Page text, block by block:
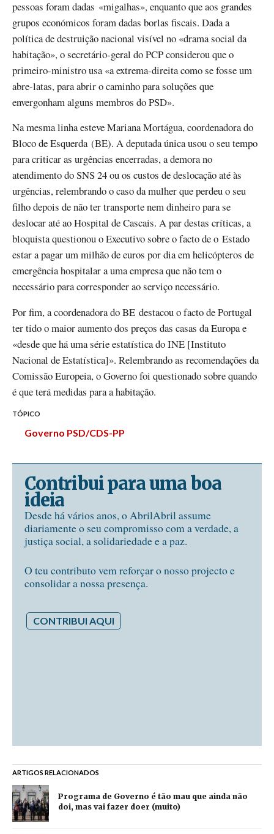
pessoas foram dadas «migalhas», enquanto que aos grandes
grupos económicos foram dadas borlas fiscais. Dada a
política de destruição nacional visível no «drama social da
habitação», o secretário-geral do PCP considerou que o
primeiro-ministro usa «a extrema-direita como se fosse um
abre-latas, para abrir o caminho para soluções que
envergonham alguns membros do PSD».
Na mesma linha esteve Mariana Mortágua, coordenadora do
Bloco de Esquerda (BE). A deputada única usou o seu tempo
para criticar as urgências encerradas, a demora no
atendimento do SNS 24 ou os custos de deslocação até às
urgências, relembrando o caso da mulher que perdeu o seu
filho depois de não ter transporte nem dinheiro para se
deslocar até ao Hospital de Cascais. A par destas críticas, a
bloquista questionou o Executivo sobre o facto de o Estado
estar a pagar um milhão de euros por dia em helicópteros de
emergência hospitalar a uma empresa que não tem o
necessário para corresponder ao serviço necessário.
Por fim, a coordenadora do BE destacou o facto de Portugal
ter tido o maior aumento dos preços das casas da Europa e
«desde que há uma série estatística do INE [Instituto
Nacional de Estatística]». Relembrando as recomendações da
Comissão Europeia, o Governo foi questionado sobre quando
é que terá medidas para a habitação.
TÓPICO
Governo PSD/CDS-PP
Contribui para uma boa
ideia
Desde há vários anos, o AbrilAbril assume
diariamente o seu compromisso com a verdade, a
justiça social, a solidariedade e a paz.
O teu contributo vem reforçar o nosso projecto e
consolidar a nossa presença.
CONTRIBUI AQUI
ARTIGOS RELACIONADOS
Programa de Governo é tão mau que ainda não
doi, mas vai fazer doer (muito)